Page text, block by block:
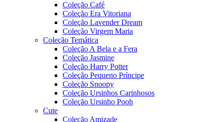
Coleção Café
Coleção Era Vitoriana
Coleção Lavender Dream
Coleção Virgem Maria
Coleção Temática
Coleção A Bela e a Fera
Coleção Jasmine
Coleção Harry Potter
Coleção Pequeno Príncipe
Coleção Snoopy
Coleção Ursinhos Carinhosos
Coleção Ursinho Pooh
Cute
Coleção Amizade